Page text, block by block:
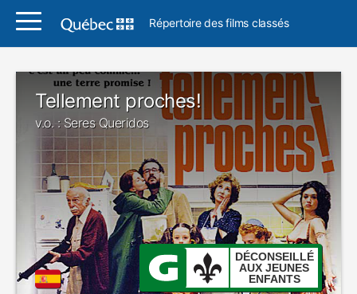
Répertoire des films classés
Tellement proches!
v.o. : Seres Queridos
DÉCONSEILLÉ
AUX JEUNES
ENFANTS